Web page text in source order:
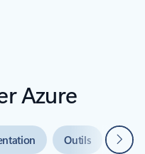
Azure
Outils Aide